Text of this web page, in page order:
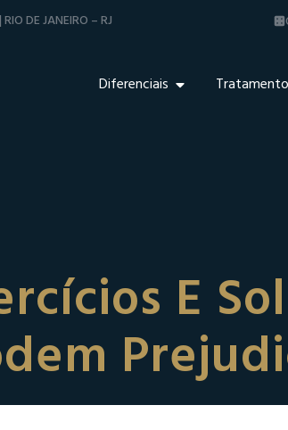
DE JANEIRO – RJ
Diferenciais
E